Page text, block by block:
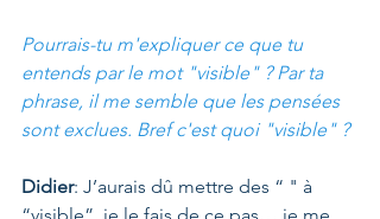
Pourrais-tu m'expliquer ce que tu
entends par le mot "visible" ? Par ta
phrase, il me semble que les pensées
sont exclues. Bref c'est quoi "visible" ?
Didier: J’aurais dû mettre des “ " à